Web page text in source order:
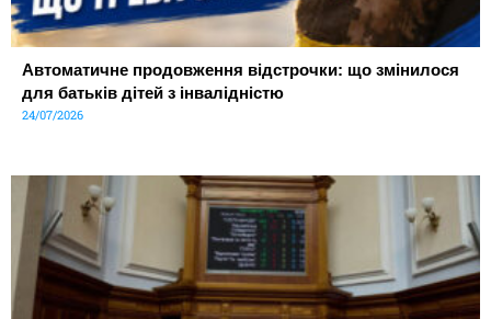
Автоматичне продовження відстрочки: що змінилося
для батьків дітей з інвалідністю
24/07/2026